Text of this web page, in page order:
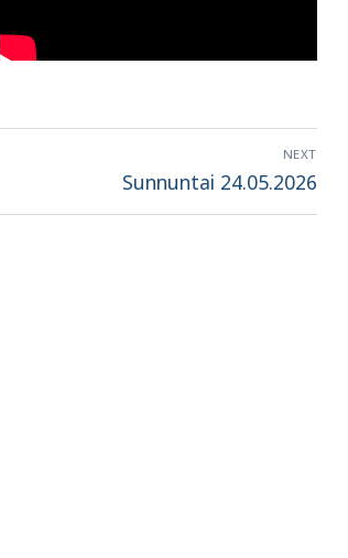
NEXT
Next
Sunnuntai 24.05.2026